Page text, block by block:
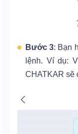
Bước 3: Bạn
lệnh. Ví dụ:
CHATKAR sẽ